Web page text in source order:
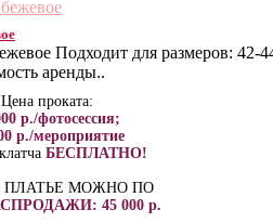
Подходит для размеров: 42-
аренды..
Цена проката:
р./фотосессия;
р./мероприятие
БЕСПЛАТНО!
ПЛАТЬЕ МОЖНО ПО
45 000 р.